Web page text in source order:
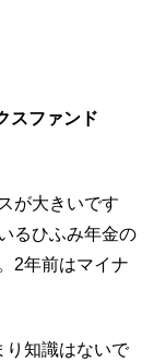
スファンド
が大きいです
るひふみ年金の
2年前はマイナ
り知識はないで